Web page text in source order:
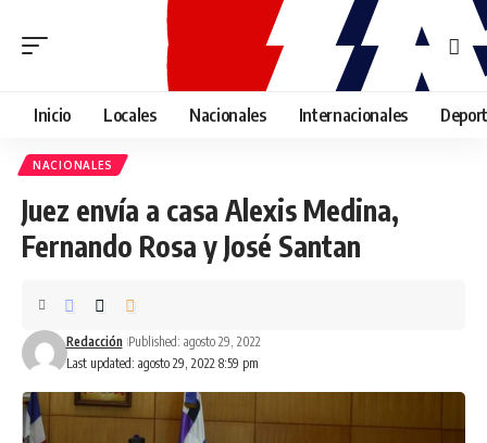
Inicio Locales Nacionales Internacionales
NACIONALES
Juez envía a casa Alexis Medina,
Fernando Rosa y José Santan
Last updated: agosto 29, 2022 8:59 pm
Redacción Published: agosto 29, 2022